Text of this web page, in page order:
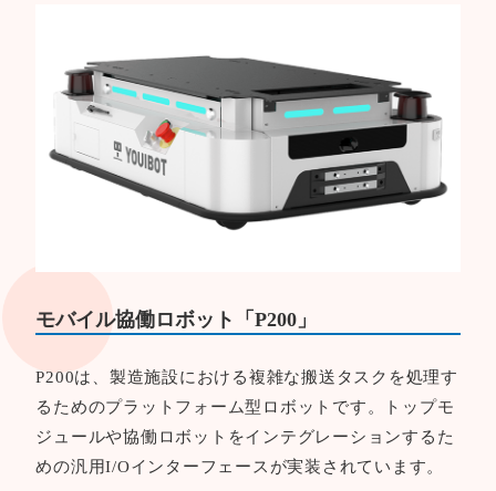
モバイル協働ロボット「P200」
P200は、製造施設における複雑な搬送タスクを処理す
るためのプラットフォーム型ロボットです。トップモ
ジュールや協働ロボットをインテグレーションするた
めの汎用I/Oインターフェースが実装されています。